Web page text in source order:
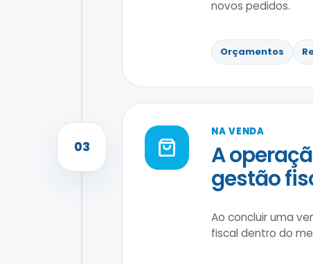
novos pedidos.
Orçamentos
03
NA VENDA
A
gestão
Ao concluir uma
fiscal dentro do